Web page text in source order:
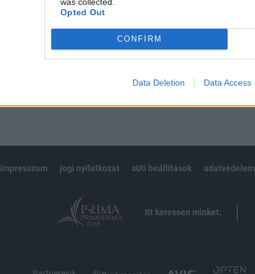
Opted Out
CONFIRM
Data Deletion Data Access
kötéslistái
Előfizetés
MÁR ELŐFIZETŐNK VAGY? BEJELENTKEZÉS
impresszum jogi nyilatkozat süti beállítások adatvédelem
Itt keressen minket: